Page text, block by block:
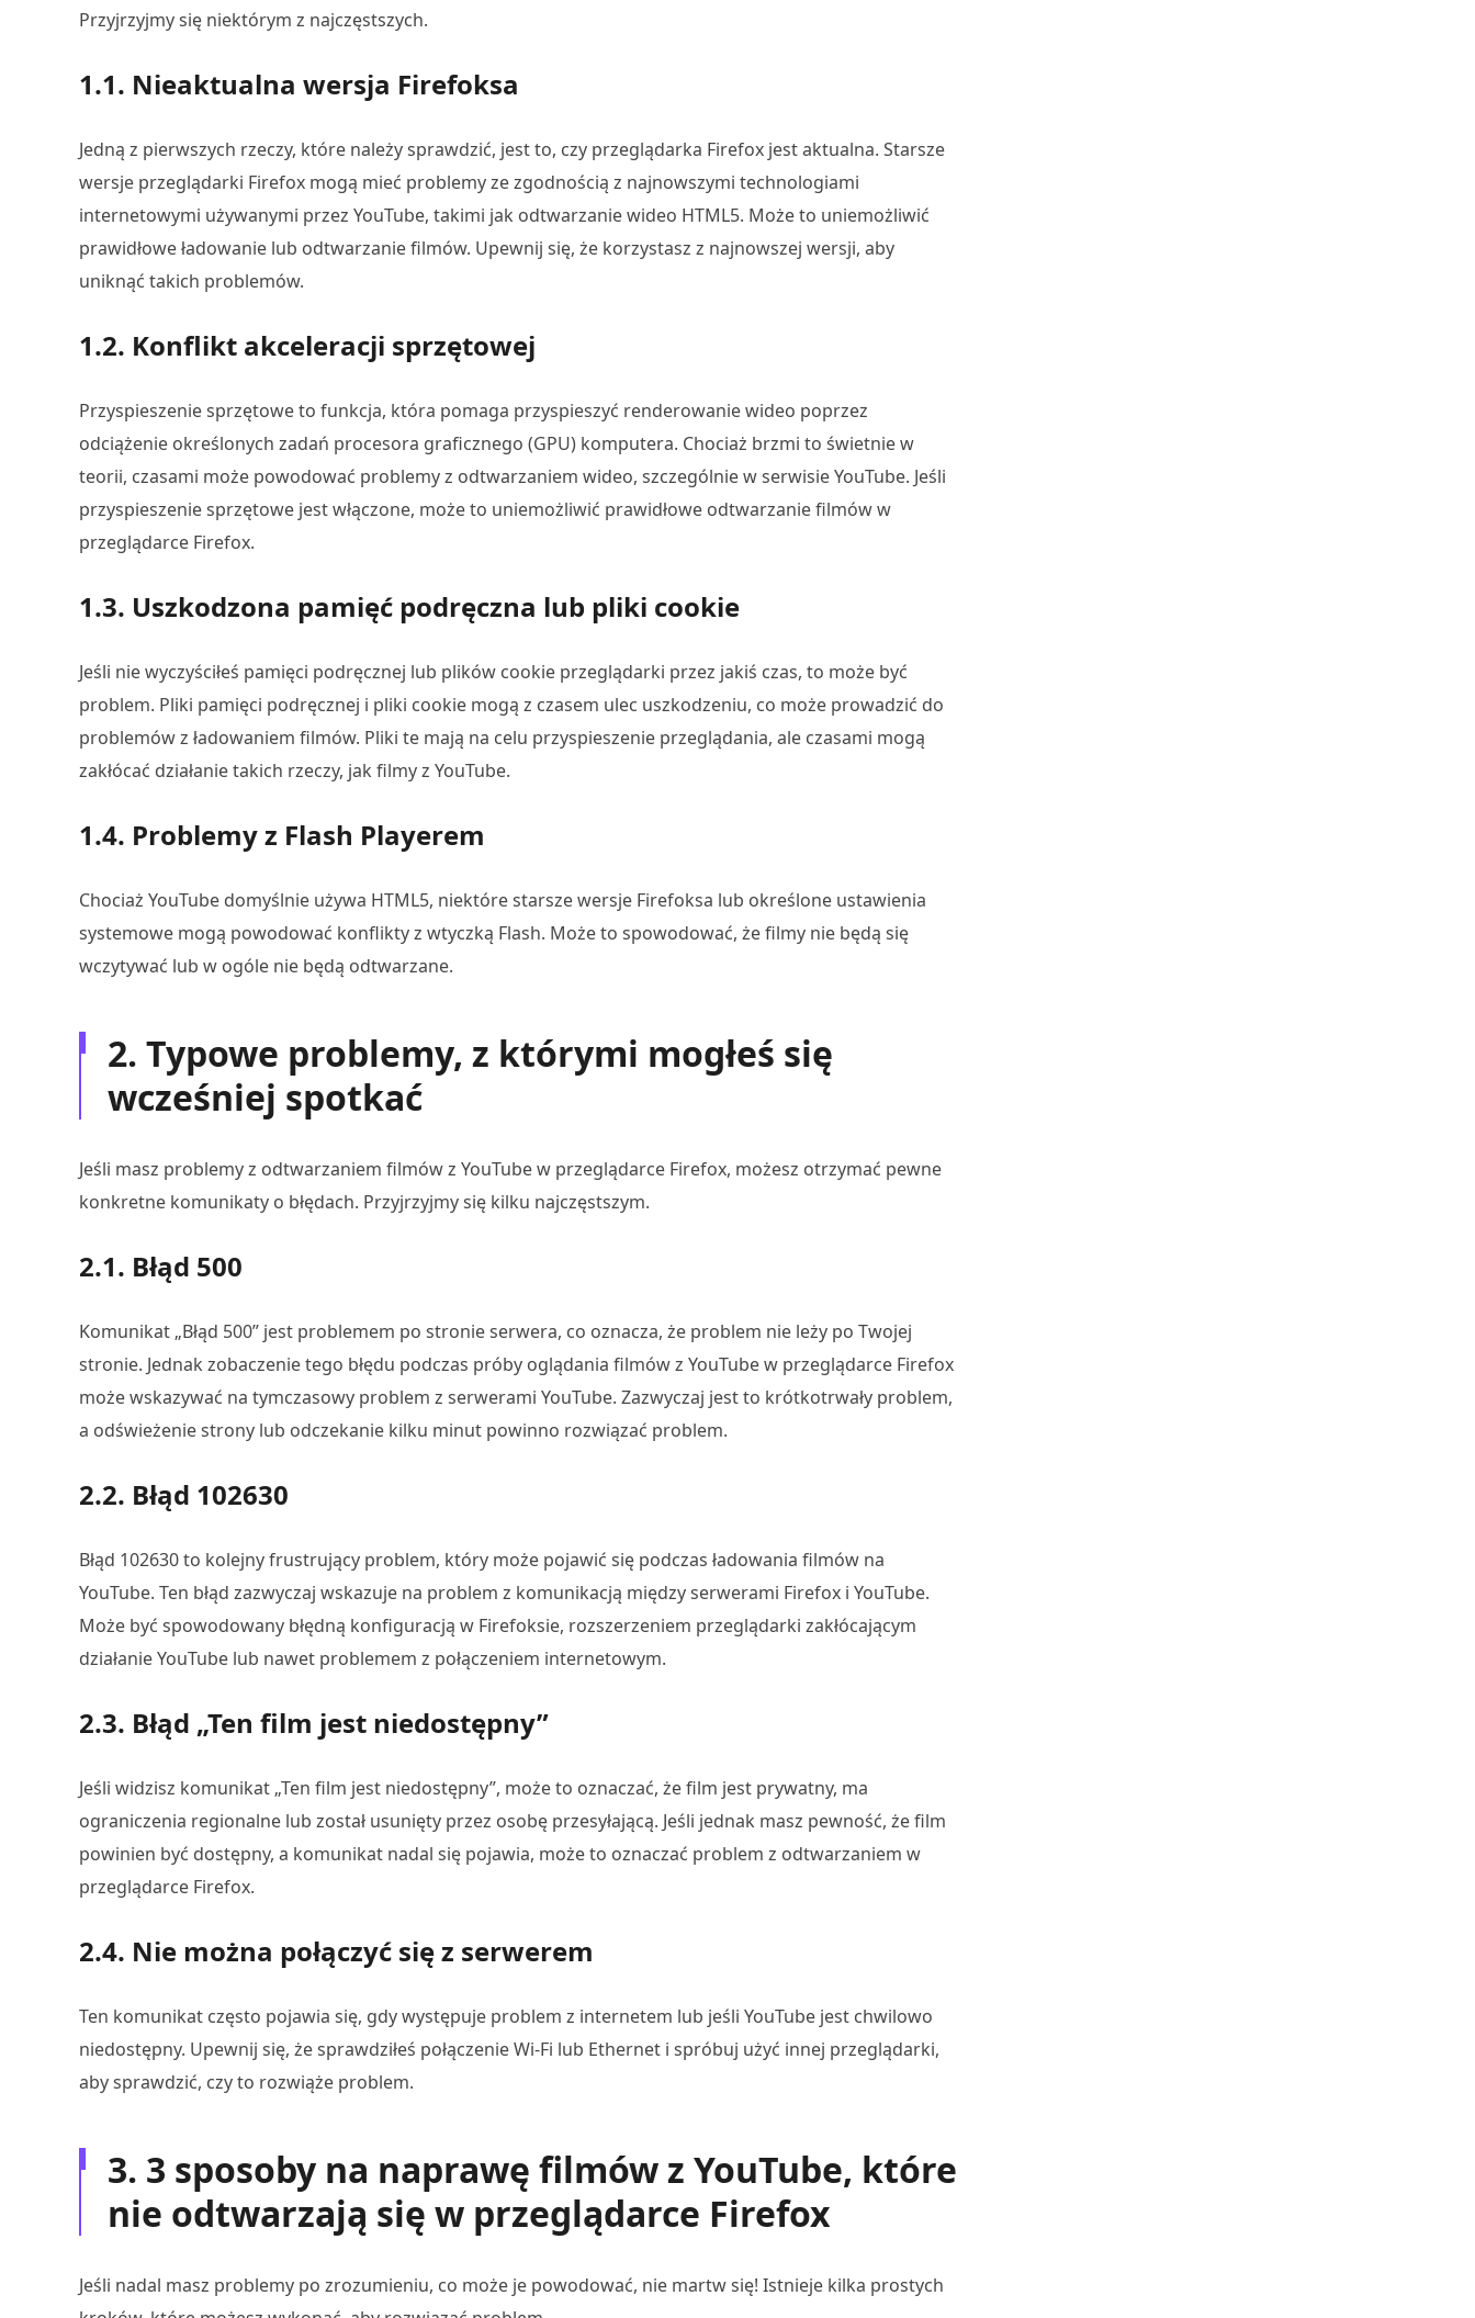
Przyjrzyjmy się niektórym z najczęstszych.
1.1. Nieaktualna wersja Firefoksa
Jedną z pierwszych rzeczy, które należy sprawdzić, jest to, czy przeglądarka Firefox jest aktualna. Starsze
wersje przeglądarki Firefox mogą mieć problemy ze zgodnością z najnowszymi technologiami
internetowymi używanymi przez YouTube, takimi jak odtwarzanie wideo HTML5. Może to uniemożliwić
prawidłowe ładowanie lub odtwarzanie filmów. Upewnij się, że korzystasz z najnowszej wersji, aby
uniknąć takich problemów.
1.2. Konflikt akceleracji sprzętowej
Przyspieszenie sprzętowe to funkcja, która pomaga przyspieszyć renderowanie wideo poprzez
odciążenie określonych zadań procesora graficznego (GPU) komputera. Chociaż brzmi to świetnie w
teorii, czasami może powodować problemy z odtwarzaniem wideo, szczególnie w serwisie YouTube. Jeśli
przyspieszenie sprzętowe jest włączone, może to uniemożliwić prawidłowe odtwarzanie filmów w
przeglądarce Firefox.
1.3. Uszkodzona pamięć podręczna lub pliki cookie
Jeśli nie wyczyściłeś pamięci podręcznej lub plików cookie przeglądarki przez jakiś czas, to może być
problem. Pliki pamięci podręcznej i pliki cookie mogą z czasem ulec uszkodzeniu, co może prowadzić do
problemów z ładowaniem filmów. Pliki te mają na celu przyspieszenie przeglądania, ale czasami mogą
zakłócać działanie takich rzeczy, jak filmy z YouTube.
1.4. Problemy z Flash Playerem
Chociaż YouTube domyślnie używa HTML5, niektóre starsze wersje Firefoksa lub określone ustawienia
systemowe mogą powodować konflikty z wtyczką Flash. Może to spowodować, że filmy nie będą się
wczytywać lub w ogóle nie będą odtwarzane.
2. Typowe problemy, z którymi mogłeś się
wcześniej spotkać
Jeśli masz problemy z odtwarzaniem filmów z YouTube w przeglądarce Firefox, możesz otrzymać pewne
konkretne komunikaty o błędach. Przyjrzyjmy się kilku najczęstszym.
2.1. Błąd 500
Komunikat „Błąd 500” jest problemem po stronie serwera, co oznacza, że problem nie leży po Twojej
stronie. Jednak zobaczenie tego błędu podczas próby oglądania filmów z YouTube w przeglądarce Firefox
może wskazywać na tymczasowy problem z serwerami YouTube. Zazwyczaj jest to krótkotrwały problem,
a odświeżenie strony lub odczekanie kilku minut powinno rozwiązać problem.
2.2. Błąd 102630
Błąd 102630 to kolejny frustrujący problem, który może pojawić się podczas ładowania filmów na
YouTube. Ten błąd zazwyczaj wskazuje na problem z komunikacją między serwerami Firefox i YouTube.
Może być spowodowany błędną konfiguracją w Firefoksie, rozszerzeniem przeglądarki zakłócającym
działanie YouTube lub nawet problemem z połączeniem internetowym.
2.3. Błąd „Ten film jest niedostępny”
Jeśli widzisz komunikat „Ten film jest niedostępny”, może to oznaczać, że film jest prywatny, ma
ograniczenia regionalne lub został usunięty przez osobę przesyłającą. Jeśli jednak masz pewność, że film
powinien być dostępny, a komunikat nadal się pojawia, może to oznaczać problem z odtwarzaniem w
przeglądarce Firefox.
2.4. Nie można połączyć się z serwerem
Ten komunikat często pojawia się, gdy występuje problem z internetem lub jeśli YouTube jest chwilowo
niedostępny. Upewnij się, że sprawdziłeś połączenie Wi-Fi lub Ethernet i spróbuj użyć innej przeglądarki,
aby sprawdzić, czy to rozwiąże problem.
3. 3 sposoby na naprawę filmów z YouTube, które
nie odtwarzają się w przeglądarce Firefox
Jeśli nadal masz problemy po zrozumieniu, co może je powodować, nie martw się! Istnieje kilka prostych